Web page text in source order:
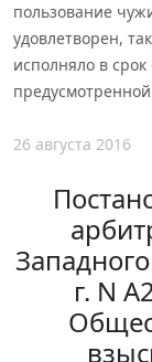
пользование
удовлетворен,
исполняло в
26 августа 2016
г. N